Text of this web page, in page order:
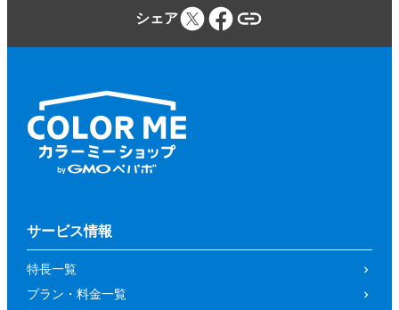
シェア
サービス情報
特長一覧
プラン・料金一覧